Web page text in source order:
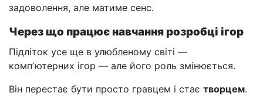
задоволення, але матиме сенс.
Через що працює навчання розробці ігор
Підліток усе ще в улюбленому світі —
компʼютерних ігор — але його роль змінюється.
Він перестає бути просто гравцем і стає творцем.